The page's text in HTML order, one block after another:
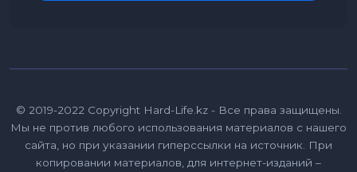
© 2019-2022 Copyright Hard-Life.kz - Все права защищены.
Мы не против любого использования материалов с нашего
сайта, но при указании гиперссылки на источник. При
копировании материалов, для интернет-изданий –